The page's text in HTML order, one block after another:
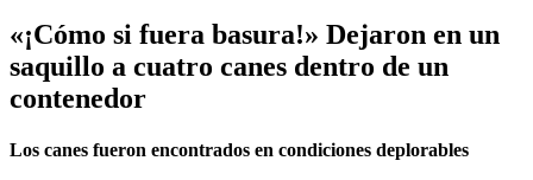
«¡Cómo si fuera basura!» Dejaron en un
saquillo a cuatro canes dentro de un
contenedor
Los canes fueron encontrados en condiciones deplorables